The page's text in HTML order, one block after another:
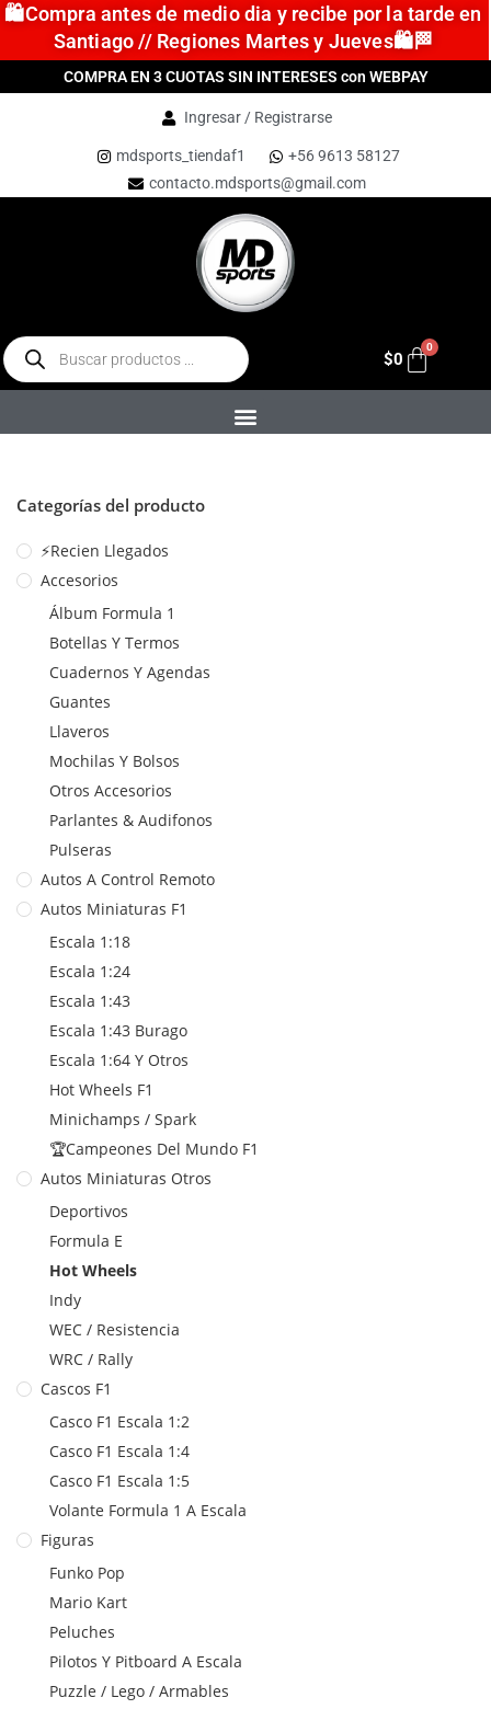
🛍️Compra antes de medio dia y recibe por la tarde en
Santiago // Regiones Martes y Jueves🛍️🏁
COMPRA EN 3 CUOTAS SIN INTERESES con WEBPAY
Ingresar / Registrarse
mdsports_tiendaf1
+56 9613 58127
contacto.mdsports@gmail.com
$0
Categorías del producto
⚡Recien Llegados
Accesorios
Álbum Formula 1
Botellas Y Termos
Cuadernos Y Agendas
Guantes
Llaveros
Mochilas Y Bolsos
Otros Accesorios
Parlantes & Audifonos
Pulseras
Autos A Control Remoto
Autos Miniaturas F1
Escala 1:18
Escala 1:24
Escala 1:43
Escala 1:43 Burago
Escala 1:64 Y Otros
Hot Wheels F1
Minichamps / Spark
🏆Campeones Del Mundo F1
Autos Miniaturas Otros
Deportivos
Formula E
Hot Wheels
Indy
WEC / Resistencia
WRC / Rally
Cascos F1
Casco F1 Escala 1:2
Casco F1 Escala 1:4
Casco F1 Escala 1:5
Volante Formula 1 A Escala
Figuras
Funko Pop
Mario Kart
Peluches
Pilotos Y Pitboard A Escala
Puzzle / Lego / Armables